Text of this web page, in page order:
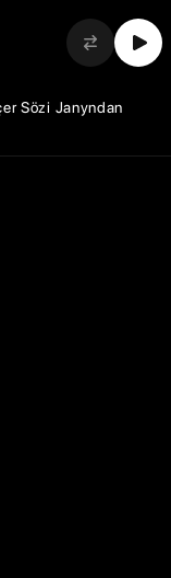
Sözi Janyndan